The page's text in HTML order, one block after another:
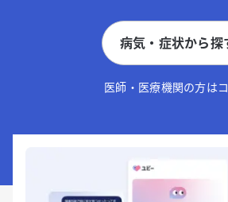
病気・症状から探
医師・医療機関の方は